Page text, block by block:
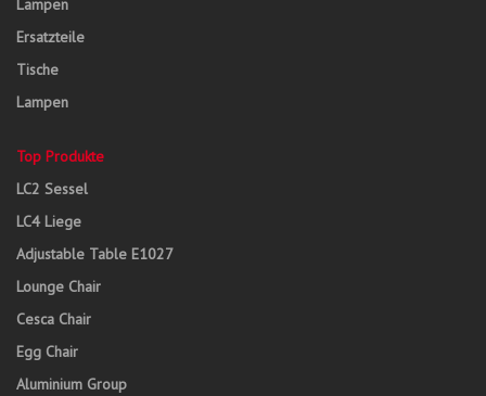
Lampen
Ersatzteile
Tische
Lampen
Top Produkte
LC2 Sessel
LC4 Liege
Adjustable Table E1027
Lounge Chair
Cesca Chair
Egg Chair
Aluminium Group